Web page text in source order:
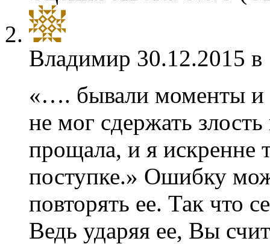
Владимир 30.12.2015
«…. бывали моменты и
не мог сдержать
прощала, и я искренне
поступке.» Ошибку
повторять ее. Так что
Ведь ударяя ее, Вы